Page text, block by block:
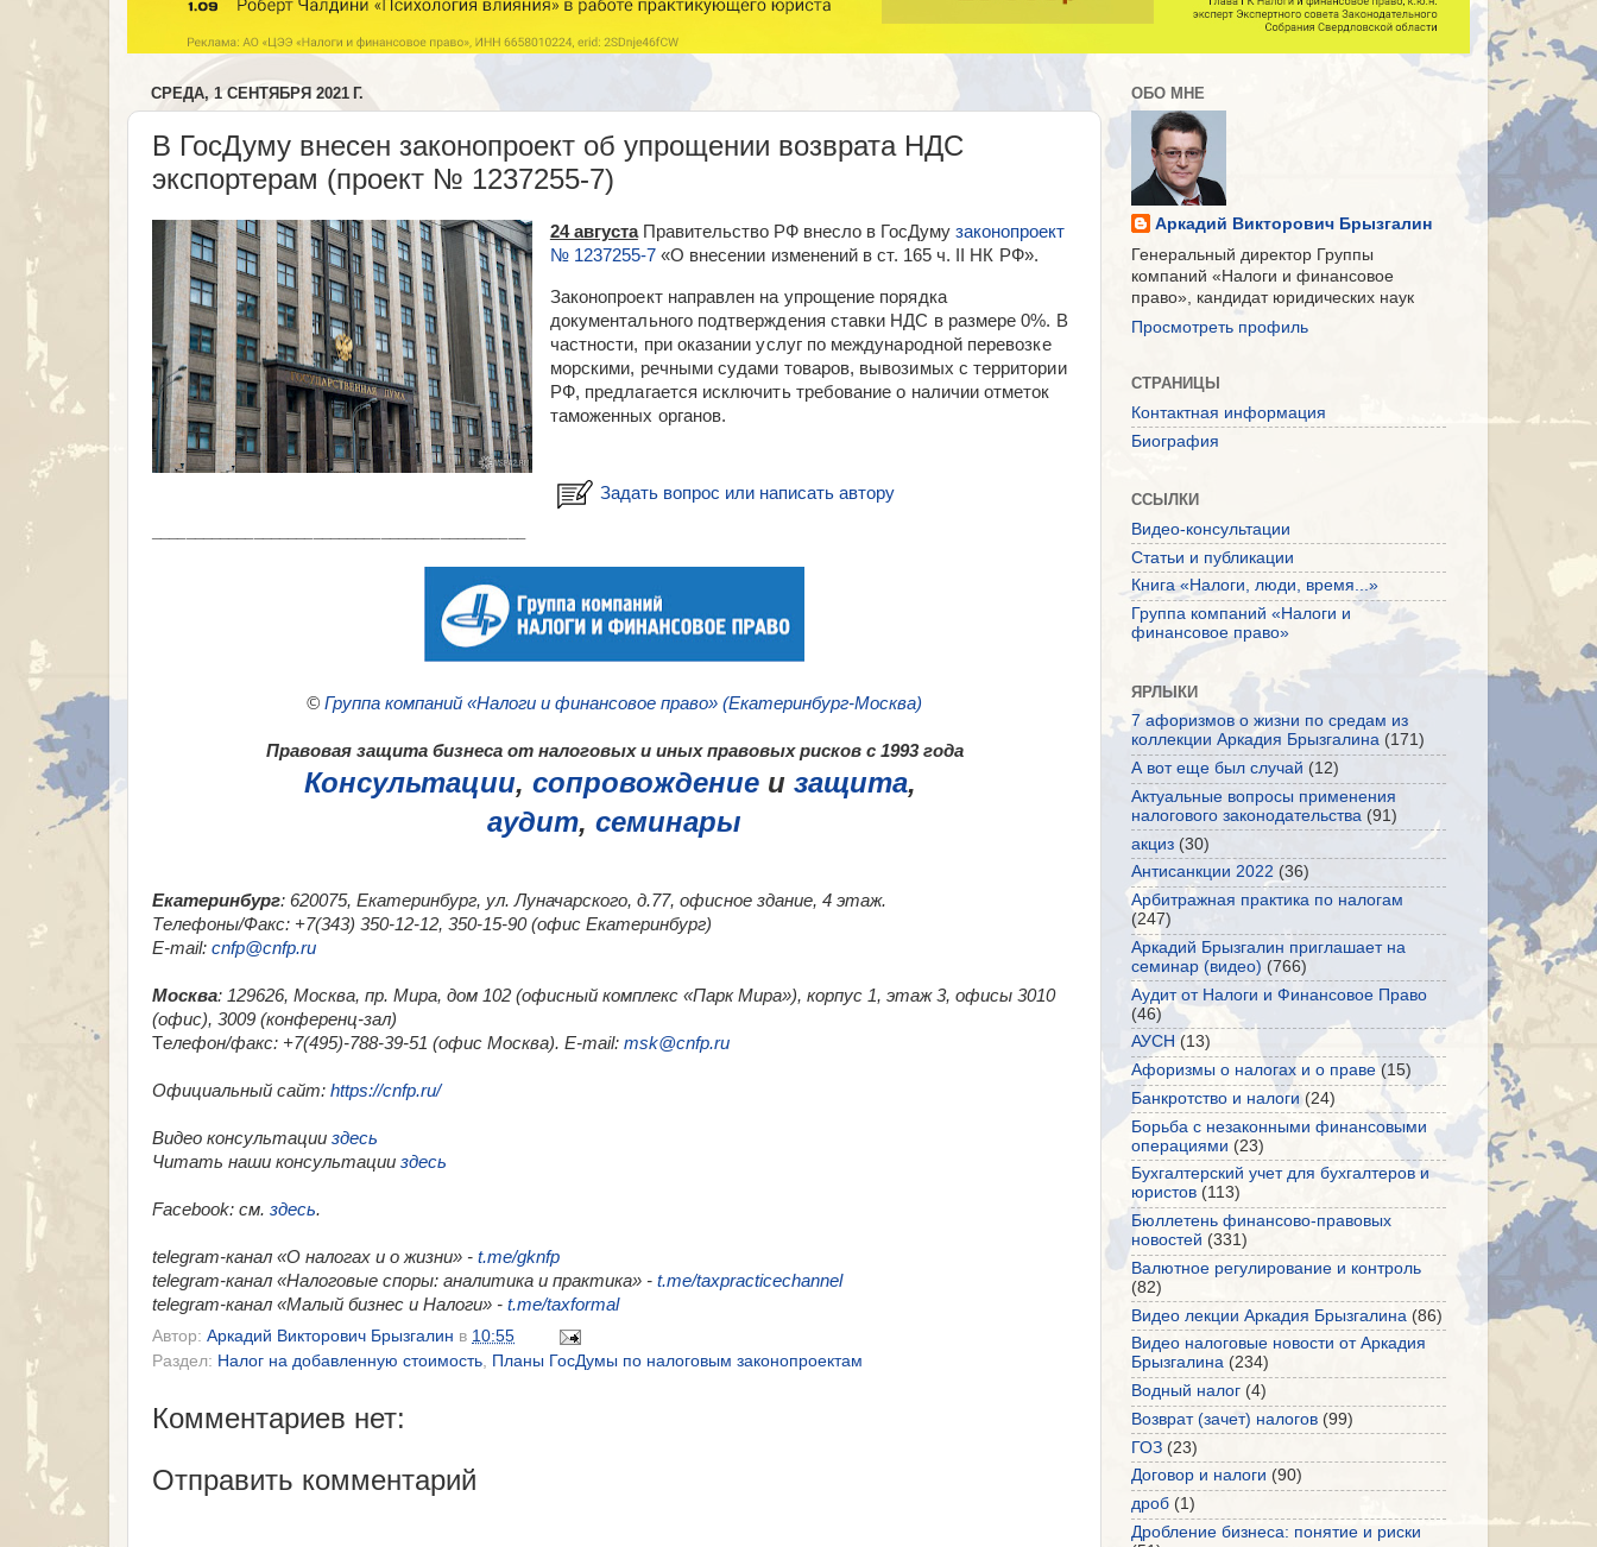
СРЕДА, 1 СЕНТЯБРЯ 2021 Г.
В ГосДуму внесен законопроект об упрощении возврата НДС
экспортерам (проект № 1237255-7)
24 августаПравительство РФ внесло в ГосДуму законопроект
№ 1237255-7«О внесении изменений в ст. 165 ч. НК РФ».
Законопроект направлен на упрощение порядка
документального подтверждения ставки НДС в размере 0%. В
частности, при оказании услуг по международной перевозке
морскими, речными судами товаров, вывозимых с территории
РФ, предлагается исключить требование о наличии отметок
таможенных органов.
Задать вопрос или написать автору
© Группа компаний «Налоги и финансовое право» (Екатеринбург-Москва)
Правовая защита бизнеса от налоговых и иных правовых рисков с 1993 года
Консультации, сопровождение и защита,
аудит, семинары
Екатеринбург: 620075, Екатеринбург, ул. Луначарского, д.77, офисное здание, 4 этаж.
Телефоны/Факс: +7(343) 350-12-12, 350-15-90 (офис Екатеринбург)
E-mail: cnfp@cnfp.ru
Москва: 129626, Москва, пр. Мира, дом 102 (офисный комплекс «Парк Мира»), корпус 1, этаж 3, офисы 3010
(офис), 3009 (конференц-зал)
Телефон/факс: +7(495)-788-39-51 (офис Москва). E-mail: msk@cnfp.ru
Официальный сайт: https://cnfp.ru/
Видео консультации здесь
Читать наши консультации здесь
Facebook: см. здесь.
telegram-канал «О налогах и о жизни» - t.me/gknfp
telegram-канал «Налоговые споры: аналитика и практика» - t.me/taxpracticechannel
telegram-канал «Малый бизнес и Налоги» - t.me/taxformal
Автор: Аркадий Викторович Брызгалин в 10:55
Раздел: Налог на добавленную стоимость, Планы ГосДумы по налоговым законопроектам
Комментариев нет:
Отправить комментарий
ОБО МНЕ
Аркадий Викторович Брызгалин
Генеральный директор Группы
компаний «Налоги и финансовое
право», кандидат юридических наук
Просмотреть профиль
СТРАНИЦЫ
Контактная информация
Биография
ССЫЛКИ
Видео-консультации
Статьи и публикации
Книга «Налоги, люди, время...»
Группа компаний «Налоги и
финансовое право»
ЯРЛЫКИ
7 афоризмов о жизни по средам из
коллекции Аркадия Брызгалина (171)
А вот еще был случай (12)
Актуальные вопросы применения
налогового законодательства (91)
акциз (30)
Антисанкции 2022 (36)
Арбитражная практика по налогам
(247)
Аркадий Брызгалин приглашает на
семинар (видео) (766)
Аудит от Налоги и Финансовое Право
(46)
АУСН (13)
Афоризмы о налогах и о праве (15)
Банкротство и налоги (24)
Борьба с незаконными финансовыми
операциями (23)
Бухгалтерский учет для бухгалтеров и
юристов (113)
Бюллетень финансово-правовых
новостей (331)
Валютное регулирование и контроль
(82)
Видео лекции Аркадия Брызгалина (86)
Видео налоговые новости от Аркадия
Брызгалина (234)
Водный налог (4)
Возврат (зачет) налогов (99)
ГОЗ (23)
Договор и налоги (90)
дроб (1)
Дробление бизнеса: понятие и риски